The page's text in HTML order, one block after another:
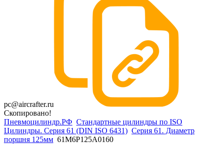
pc@aircrafter.ru
Скопировано!
Пневмоцилиндр.РФ Стандартные цилиндры по ISO
Цилиндры. Серия 61 (DIN ISO 6431) Серия 61. Диаметр
поршня 125мм 61M6P125A0160